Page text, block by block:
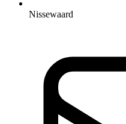
Nissewaard